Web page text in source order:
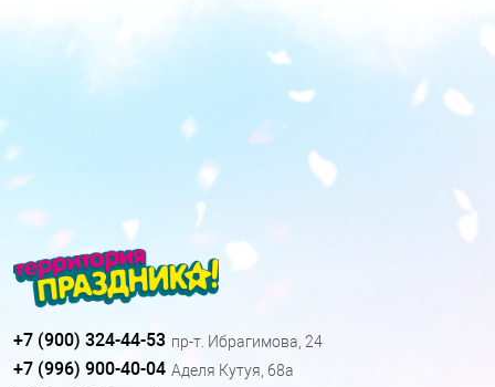
+7 (900) 324-44-53 пр-т. Ибрагимова, 24
+7 (996) 900-40-04 Аделя Кутуя, 68а